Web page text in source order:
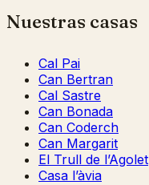
Nuestras casas
Cal Pai
Can Bertran
Cal Sastre
Can Bonada
Can Coderch
Can Margarit
El Trull de l’Agolet
Casa l’àvia